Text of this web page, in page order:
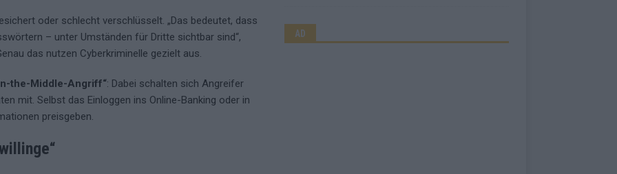
oder schlecht verschlüsselt. „Das bedeutet, dass
– unter Umständen für Dritte sichtbar sind“,
das nutzen Cyberkriminelle gezielt aus.
the-Middle-Angriff“: Dabei schalten sich Angreifer
mit. Selbst das Einloggen ins Online-Banking oder in
preisgeben.
AD